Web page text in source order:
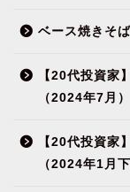
ベース焼きそ
【20代投資家
（2024年7月）
【20代投資家
（2024年1月下